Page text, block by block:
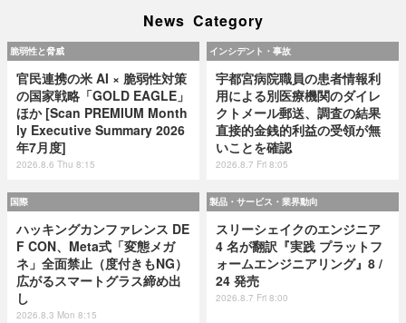
News Category
脆弱性と脅威
官民連携の米 AI × 脆弱性対策
の国家戦略「GOLD EAGLE」
ほか [Scan PREMIUM Month
ly Executive Summary 2026
年7月度]
2026.8.6 Thu 8:15
インシデント・事故
宇都宮病院職員の患者情報利
用による別医療機関のダイレ
クトメール郵送、調査の結果
直接的金銭的利益の受領が無
いことを確認
2026.8.7 Fri 8:05
国際
ハッキングカンファレンス DE
F CON、Meta式「変態メガ
ネ」全面禁止（度付きもNG）
広がるスマートグラス締め出
し
2026.8.3 Mon 8:15
製品・サービス・業界動向
スリーシェイクのエンジニア
4 名が翻訳『実践 プラットフ
ォームエンジニアリング』8 /
24 発売
2026.8.7 Fri 8:00